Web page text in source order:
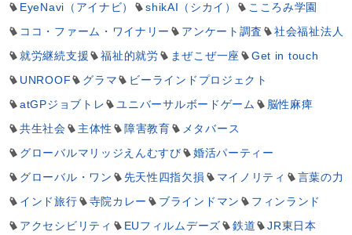
EyeNavi（アイナビ）
shikAI（シカイ）
こころみ学園
ココ・ファーム・ワイナリー
アンケート調査
社会福祉法人
就労継続支援
福祉的就労 まぜこぜ一座
Get in touch
UNROOF
グラマ
ビーラインドプロジェクト
atGPジョブトレ
ユニバーサルボードゲーム
脳性麻痺
共生社会
主体性 障害教育
メタバース
グローバルマリッジえんむすび
婚活パーティー
グローバル・ワン
先天性四指欠損 マイノリティ
言葉の力
インド旅行
寺院カレー ブラインドマン
フィンランド
アクセシビリティ
EUフィルムデーズ 鉄道
JR東日本